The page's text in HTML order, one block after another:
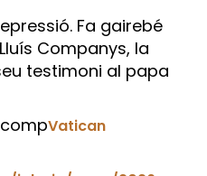
Fa gairebé
Companys, la
testimoni al papa
Vatican